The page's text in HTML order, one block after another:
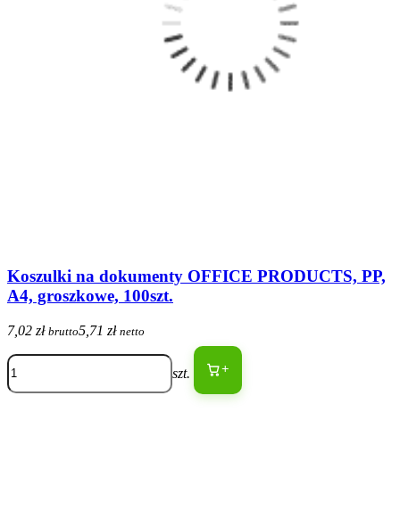
Koszulki na dokumenty OFFICE PRODUCTS, PP,
A4, groszkowe, 100szt.
7,02 zł brutto5,71 zł netto
szt. +